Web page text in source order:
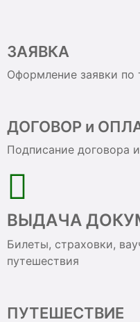
ЗАЯВКА
Оформление заявки по
ДОГОВОР и
Подписание договора
ВЫДАЧА
Билеты, страховки,
путешествия
ПУТЕШЕСТВИЕ